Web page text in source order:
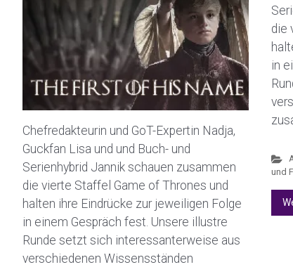
Chefredakteurin und GoT-Expertin Nadja,
Guckfan Lisa und und Buch- und
Serienhybrid Jannik schauen zusammen
die vierte Staffel Game of Thrones und
halten ihre Eindrücke zur jeweiligen Folge
in einem Gespräch fest. Unsere illustre
Runde setzt sich interessanterweise aus
verschiedenen Wissensständen
die
in
und